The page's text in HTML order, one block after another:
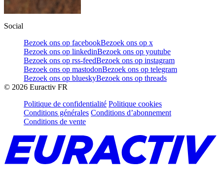
Social
Bezoek ons op facebookBezoek ons op x
Bezoek ons op linkedinBezoek ons op youtube
Bezoek ons op rss-feedBezoek ons op instagram
Bezoek ons op mastodonBezoek ons op telegram
Bezoek ons op blueskyBezoek ons op threads
© 2026 Euractiv FR
Politique de confidentialité Politique cookies
Conditions générales Conditions d’abonnement
Conditions de vente